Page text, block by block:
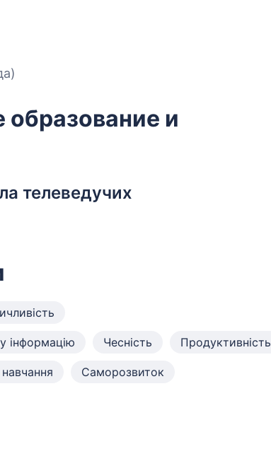
и
телеведучих
інформацію Чесність Продуктивність
Саморозвиток